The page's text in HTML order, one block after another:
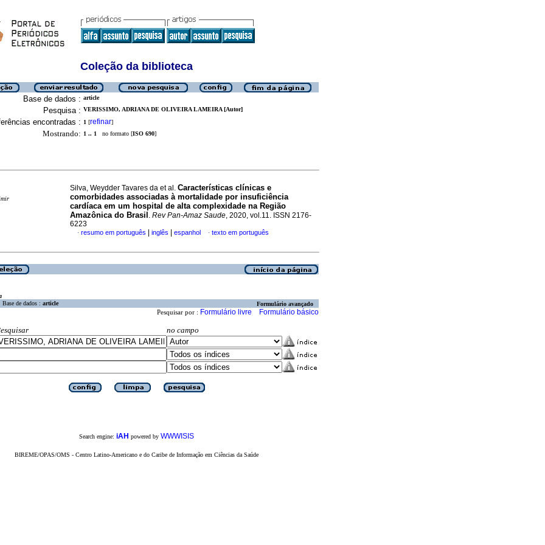
Coleção da biblioteca
Base de dados : article
Pesquisa : VERISSIMO, ADRIANA DE OLIVEIRA LAMEIRA [Autor]
encontradas : 1 [refinar]
Mostrando: 1 .. 1 no formato [ISO 690]
Silva, Weydder Tavares da et al. Características clínicas e
comorbidades associadas à mortalidade por insuficiência
cardíaca em um hospital de alta complexidade na Região
Amazônica do Brasil . Rev Pan-Amaz Saude, 2020, vol.11. ISSN 2176-
6223
· resumo em português inglês espanhol · texto em português
Base de dados : article Formulário avançado
Pesquisar por : Formulário livre Formulário básico
no campo
Search engine: iAH powered by WWWISIS
BIREME/OPAS/OMS - Centro Latino-Americano e do Caribe de Informação em Ciências da Saúde